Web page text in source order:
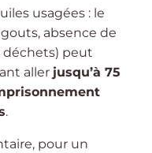
usagées : le
absence de
déchets) peut
aller jusqu’à 75
.
pour un